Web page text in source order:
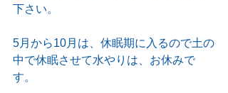
下さい。
5月から10月は、休眠期に入るので土の
中で休眠させて水やりは、お休みで
す。